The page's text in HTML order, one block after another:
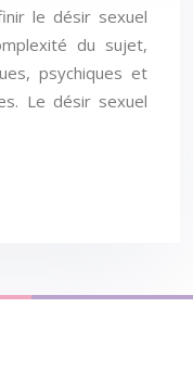
le désir sexuel
du sujet,
psychiques et
Le désir sexuel